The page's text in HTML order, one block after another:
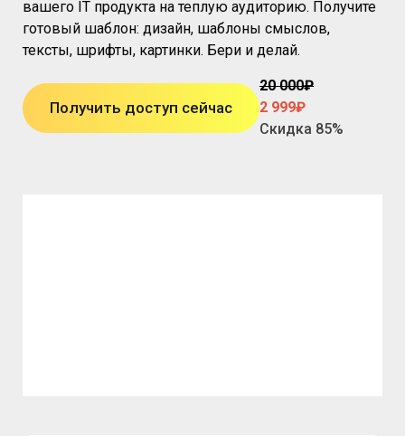
вашего IT продукта на теплую аудиторию. Получите
готовый шаблон: дизайн, шаблоны смыслов,
тексты, шрифты, картинки. Бери и делай.
Получить доступ сейчас
20 000₽
2 999₽
Скидка 85%